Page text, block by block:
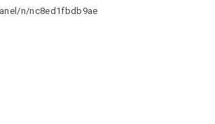
n/nc8ed1fbdb9ae